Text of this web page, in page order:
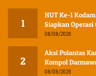
1
HUT Ke-1
Siapkan
08/08/2026
2
Aksi Polantas
Kompol
Membagikan
08/08/2026